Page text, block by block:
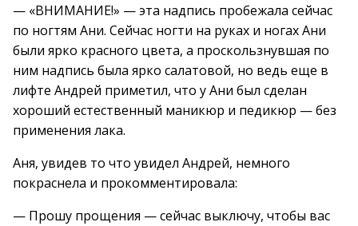
— «ВНИМАНИЕ!» — эта надпись пробежала сейчас
по ногтям Ани. Сейчас ногти на руках и ногах Ани
были ярко красного цвета, а проскользнувшая по
ним надпись была ярко салатовой, но ведь еще в
лифте Андрей приметил, что у Ани был сделан
хороший естественный маникюр и педикюр — без
применения лака.
Аня, увидев то что увидел Андрей, немного
покраснела и прокомментировала:
— Прошу прощения — сейчас выключу, чтобы вас